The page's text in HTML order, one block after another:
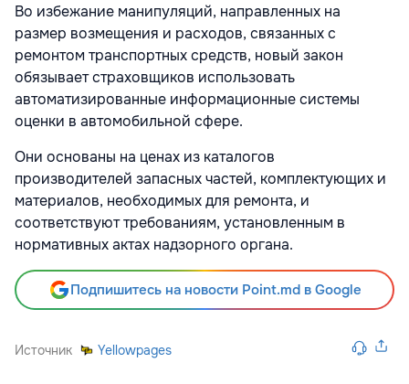
Во избежание манипуляций, направленных на
размер возмещения и расходов, связанных с
ремонтом транспортных средств, новый закон
обязывает страховщиков использовать
автоматизированные информационные системы
оценки в автомобильной сфере.
Они основаны на ценах из каталогов
производителей запасных частей, комплектующих и
материалов, необходимых для ремонта, и
соответствуют требованиям, установленным в
нормативных актах надзорного органа.
Подпишитесь на новости Point.md в Google
Источник Yellowpages